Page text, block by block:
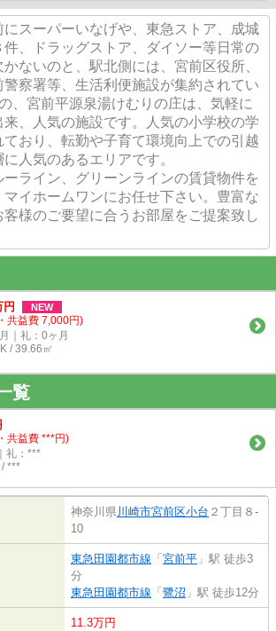
スーパーいなげや、東急ストア、成城
、ドラッグストア、ダイソー等日常の
ないのと、駅北側には、宮前区役所、
察署等、生活利便施設が集約されてい
、宮前平源泉湯けむりの庄は、気軽に
、人気の施設です。人気の小学校の学
ており、転勤や子育て環境向上での引越
人気のあるエリアです。
ーライン、グリーンラインの賃貸物件を
イホームワンにお任せ下さい。豊富な
様のご要望に合うお部屋をご提案致し
円 NEW
共益費 7,000円)
｜礼：0ヶ月
/ 39.66㎡
覧
共益費 ***円)
礼：***
/ ***
神奈川県川崎市宮前区小台 ２丁目８-
10
東急田園都市線 「 宮前平 」駅 徒歩3
分
東急田園都市線 「 鷺沼 」駅 徒歩12分
11.3万円